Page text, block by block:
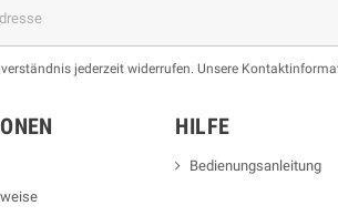
jederzeit widerrufen. Unsere
HILFE
Bedienungsanleitung